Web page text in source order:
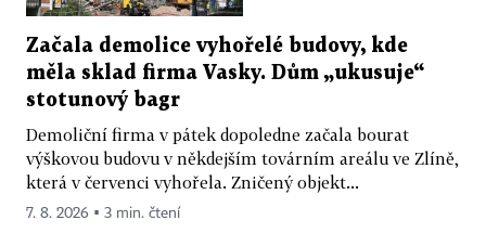
Začala demolice vyhořelé budovy, kde
měla sklad firma Vasky. Dům „ukusuje“
stotunový bagr
Demoliční firma v pátek dopoledne začala bourat
výškovou budovu v někdejším továrním areálu ve Zlíně,
která v červenci vyhořela. Zničený objekt...
7. 8. 2026 ▪ 3 min. čtení